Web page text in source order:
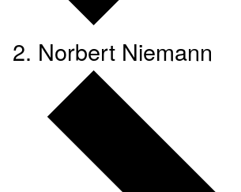
Norbert Niemann